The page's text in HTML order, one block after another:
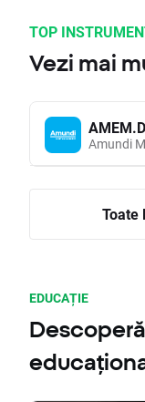
TOP
Vezi mai
Toate
EDUCAȚIE